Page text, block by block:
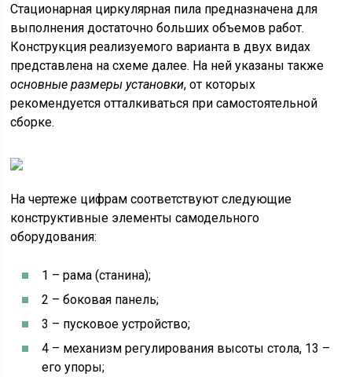
Стационарная циркулярная пила предназначена для
выполнения достаточно больших объемов работ.
Конструкция реализуемого варианта в двух видах
представлена на схеме далее. На ней указаны также
основные размеры установки, от которых
рекомендуется отталкиваться при самостоятельной
сборке.
На чертеже цифрам соответствуют следующие
конструктивные элементы самодельного
оборудования:
1 – рама (станина);
2 – боковая панель;
3 – пусковое устройство;
4 – механизм регулирования высоты стола, 13 –
его упоры;